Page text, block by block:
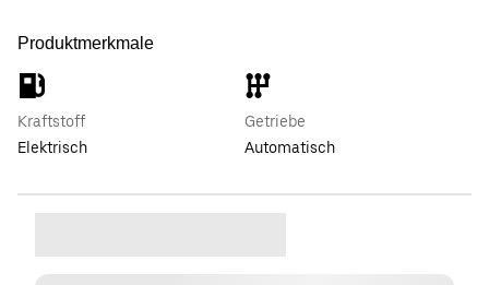
Produktmerkmale
Kraftstoff
Elektrisch
Getriebe
Automatisch